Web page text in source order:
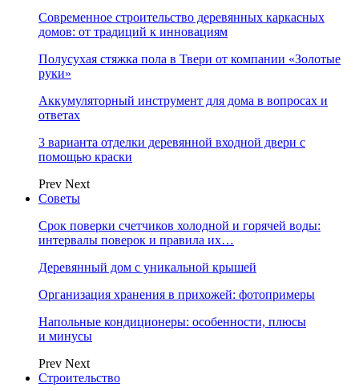
Современное строительство деревянных каркасных
домов: от традиций к инновациям
Полусухая стяжка пола в Твери от компании «Золотые
руки»
Аккумуляторный инструмент для дома в вопросах и
ответах
3 варианта отделки деревянной входной двери с
помощью краски
Prev Next
Советы
Срок поверки счетчиков холодной и горячей воды:
интервалы поверок и правила их…
Деревянный дом с уникальной крышей
Организация хранения в прихожей: фотопримеры
Напольные кондиционеры: особенности, плюсы
и минусы
Prev Next
Строительство